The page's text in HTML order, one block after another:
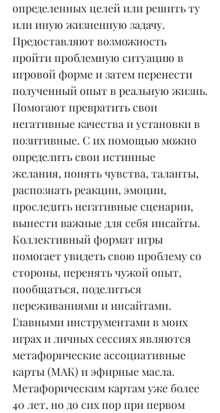
определенных целей или решить ту
или иную жизненную задачу.
Предоставляют возможность
пройти проблемную ситуацию в
игровой форме и затем перенести
полученный опыт в реальную жизнь.
Помогают превратить свои
негативные качества и установки в
позитивные. С их помощью можно
определить свои истинные
желания, понять чувства, таланты,
распознать реакции, эмоции,
проследить негативные сценарии,
вынести важные для себя инсайты.
Коллективный формат игры
помогает увидеть свою проблему со
стороны, перенять чужой опыт,
пообщаться, поделиться
переживаниями и инсайтами.
Главными инструментами в моих
играх и личных сессиях являются
метафорические ассоциативные
карты (МАК) и эфирные масла.
Метафорическим картам уже более
40 лет, но до сих пор при первом